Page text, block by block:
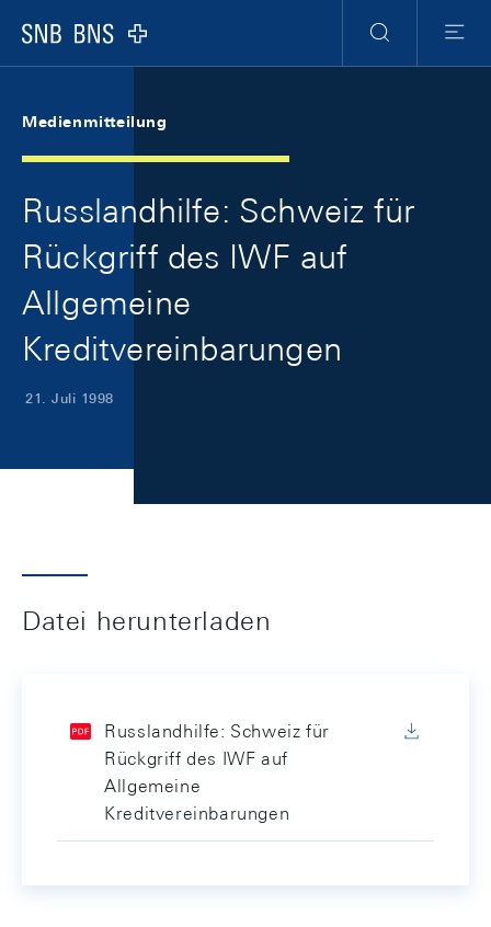
Logo
Suche
Menu
Medienmitteilung
Russlandhilfe: Schweiz für
Rückgriff des IWF auf
Allgemeine
Kreditvereinbarungen
21. Juli 1998
Datei herunterladen
Russlandhilfe: Schweiz für
Rückgriff des IWF auf
Allgemeine
Kreditvereinbarungen